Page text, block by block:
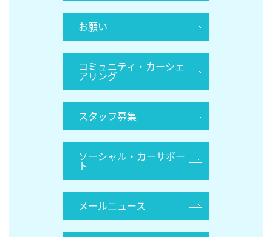
お願い
コミュニティ・カーシェ
アリング
スタッフ募集
ソーシャル・カーサポー
ト
メールニュース